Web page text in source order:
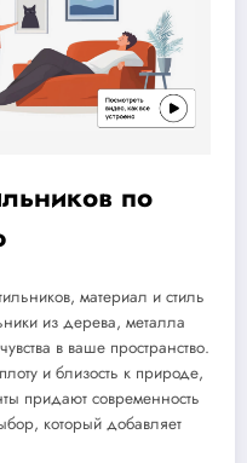
по
материал и стиль
из дерева, металла
в ваше пространство.
и близость к природе,
придают современность
который добавляет